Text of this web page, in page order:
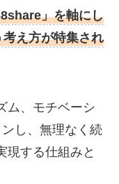
」を軸にし
え方が特集され
ム、モチベーシ
し、無理なく続
現する仕組みと